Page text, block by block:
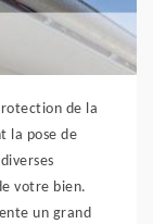
de la
la pose de
votre bien.
un grand